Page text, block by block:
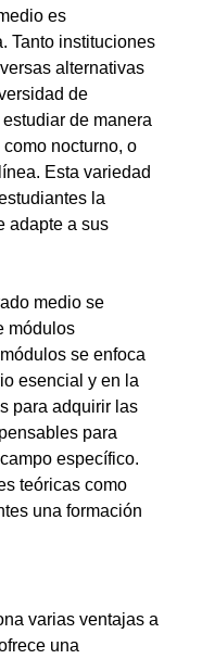
es
Tanto instituciones
alternativas
de
de manera
nocturno, o
Esta variedad
la
adapte a sus
medio se
módulos
se enfoca
esencial y en la
para adquirir las
para
específico.
teóricas como
una formación
varias ventajas a
una